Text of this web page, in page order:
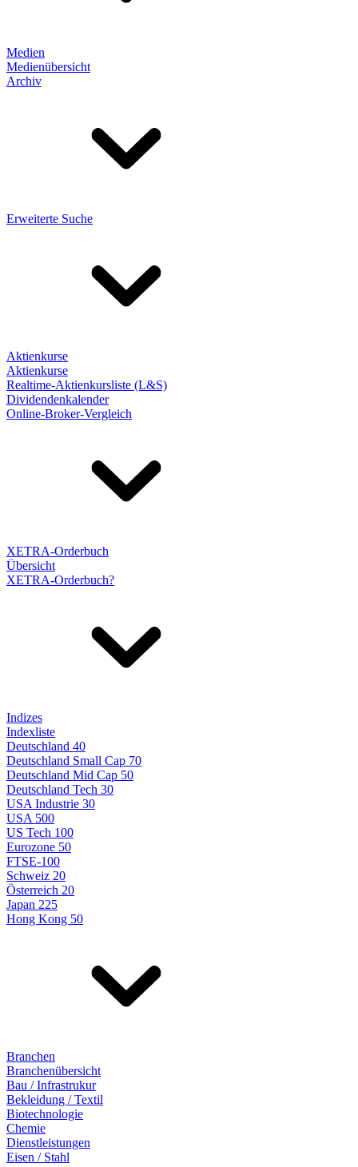
Medien
Medienübersicht
Archiv
Erweiterte Suche
Aktienkurse
Aktienkurse
Realtime-Aktienkursliste (L&S)
Dividendenkalender
Online-Broker-Vergleich
XETRA-Orderbuch
Übersicht
XETRA-Orderbuch?
Indizes
Indexliste
Deutschland 40
Deutschland Small Cap 70
Deutschland Mid Cap 50
Deutschland Tech 30
USA Industrie 30
USA 500
US Tech 100
Eurozone 50
FTSE-100
Schweiz 20
Österreich 20
Japan 225
Hong Kong 50
Branchen
Branchenübersicht
Bau / Infrastrukur
Bekleidung / Textil
Biotechnologie
Chemie
Dienstleistungen
Eisen / Stahl